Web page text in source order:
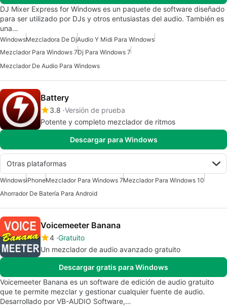
DJ Mixer Express for Windows es un paquete de software diseñado
para ser utilizado por DJs y otros entusiastas del audio. También es
una…
WindowsMezcladora De DjAudio Y Midi Para Windows
Mezclador Para Windows 7Dj Para Windows 7
Mezclador De Audio Para Windows
Battery
3.8 Versión de prueba
Potente y completo mezclador de ritmos
Descargar para Windows
Otras plataformas
WindowsiPhoneMezclador Para Windows 7Mezclador Para Windows 10
Ahorrador De Batería Para Android
Voicemeeter Banana
4 Gratuito
Un mezclador de audio avanzado gratuito
Descargar gratis para Windows
Voicemeeter Banana es un software de edición de audio gratuito
que te permite mezclar y gestionar cualquier fuente de audio.
Desarrollado por VB-AUDIO Software,…